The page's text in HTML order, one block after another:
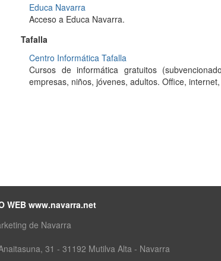
Educa Navarra
Acceso a Educa Navarra.
Tafalla
Centro Informática Tafalla
Cursos de informática gratuitos
empresas, niños, jóvenes, adultos. Office,
WEB www.navarra.net
de Navarra
31 - 31192 Mutilva Alta - Navarra